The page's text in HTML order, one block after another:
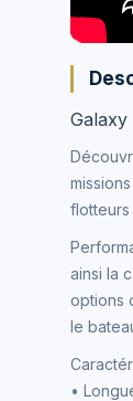
flotteurs
ainsi la
options
le
•